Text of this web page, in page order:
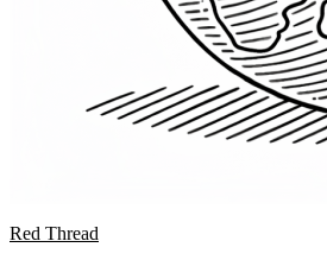
Red Thread